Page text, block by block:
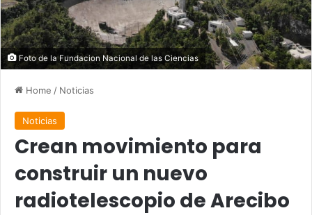
Foto de la Fundacion Nacional de las Ciencias
Home / Noticias
Noticias
Crean movimiento para
construir un nuevo
radiotelescopio de Arecibo